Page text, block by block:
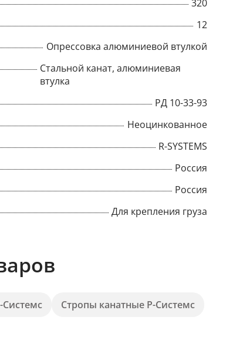
320
12
Опрессовка алюминиевой втулкой
Стальной канат, алюминиевая
втулка
РД 10-33-93
Неоцинкованное
R-SYSTEMS
Россия
Россия
Для крепления груза
Системс Стропы канатные Р-Системс
Title